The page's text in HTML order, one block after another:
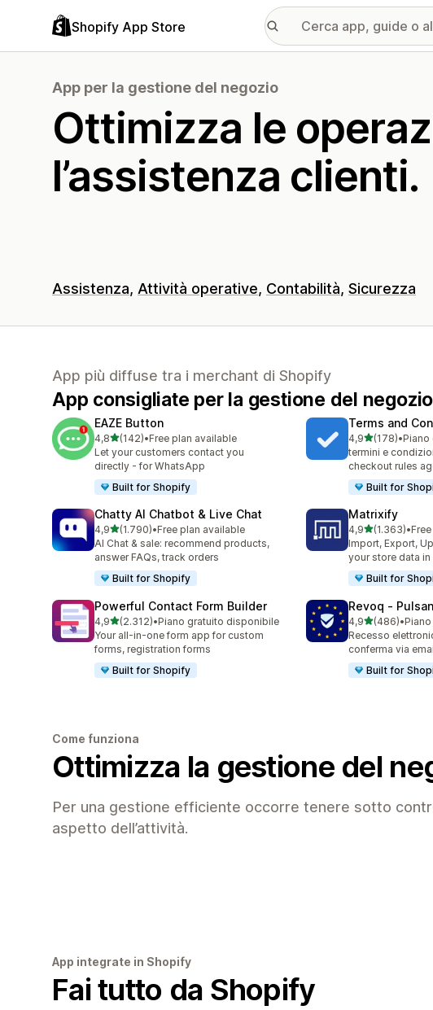
Shopify App Store
App per la gestione del negozio
Ottimizza le
l’assistenza clienti.
Assistenza Attività operative Contabilità Sicurezza
App più diffuse tra i merchant di Shopify
App consigliate per la gestione del negozio
EAZE Button
4,8stelle su 5
(142)
142 recensioni totali
•Free plan available
Let your customers contact you
directly - for WhatsApp
Built for Shopify
Terms and
4,9stelle su 5
(178)
178 recensioni
•Piano
termini e
checkout rules
Built for
Chatty AI Chatbot & Live Chat
4,9stelle su 5
(1.790)
1790 recensioni totali
•Free plan available
AI Chat & sale: recommend products,
answer FAQs, track orders
Built for Shopify
Matrixify
4,9stelle su 5
(1.363)
1363 recensioni
•
Import, Export,
your store data in
Built for
Powerful Contact Form Builder
4,9stelle su 5
(2.312)
2312 recensioni totali
•Piano gratuito disponibile
Your all-in-one form app for custom
forms, registration forms
Built for Shopify
Revoq ‑
4,9stelle su 5
(486)
486 recensioni
•
Recesso
conferma via
Built for
Come funziona
Ottimizza la gestione del
Per una gestione efficiente occorre tenere sotto
aspetto dell’attività.
App integrate in Shopify
Fai tutto da Shopify